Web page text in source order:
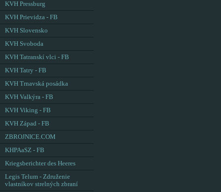
KVH Pressburg
KVH Prievidza - FB
KVH Slovensko
KVH Svoboda
KVH Tatranskí vlci - FB
KVH Tatry - FB
KVH Trnavská posádka
KVH Valkýra - FB
KVH Viking - FB
KVH Západ - FB
ZBROJNICE.COM
KHPAaSZ - FB
Kriegsberichter des Heeres
Legis Telum - Združenie
vlastníkov strelných zbraní